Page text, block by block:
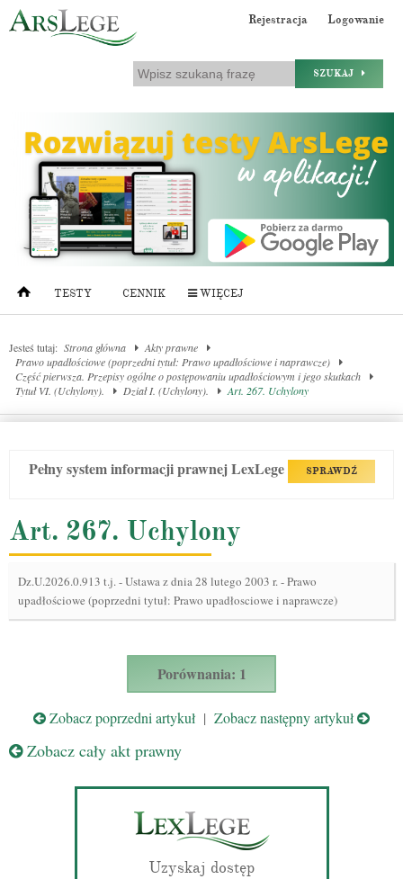
Rejestracja Logowanie
SZUKAJ
TESTY CENNIK WIĘCEJ
Jesteś tutaj: Strona główna
Akty prawne
Prawo upadłościowe (poprzedni tytuł: Prawo upadłościowe i naprawcze)
Część pierwsza. Przepisy ogólne o postępowaniu upadłościowym i jego skutkach
Tytuł VI. (Uchylony).
Dział I. (Uchylony). Art. 267. Uchylony
Pełny system informacji prawnej LexLege SPRAWDŹ
Art. 267. Uchylony
Dz.U.2026.0.913 t.j.-Ustawa z dnia 28 lutego 2003 r. - Prawo
upadłościowe (poprzedni tytuł: Prawo upadłosciowe i naprawcze)
Porównania: 1
Zobacz poprzedni artykuł | Zobacz następny artykuł
Zobacz cały akt prawny
Uzyskaj dostęp